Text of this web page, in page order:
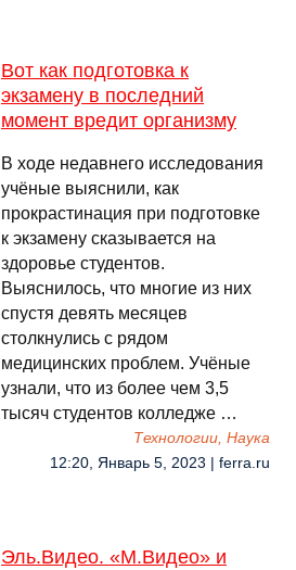
Вот как подготовка к
экзамену в последний
момент вредит организму
В ходе недавнего исследования
учёные выяснили, как
прокрастинация при подготовке
к экзамену сказывается на
здоровье студентов.
Выяснилось, что многие из них
спустя девять месяцев
столкнулись с рядом
медицинских проблем. Учёные
узнали, что из более чем 3,5
тысяч студентов колледже …
Технологии, Наука
12:20, Январь 5, 2023 | ferra.ru
Эль.Видео. «М.Видео» и